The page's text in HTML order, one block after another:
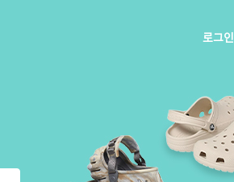
로그인